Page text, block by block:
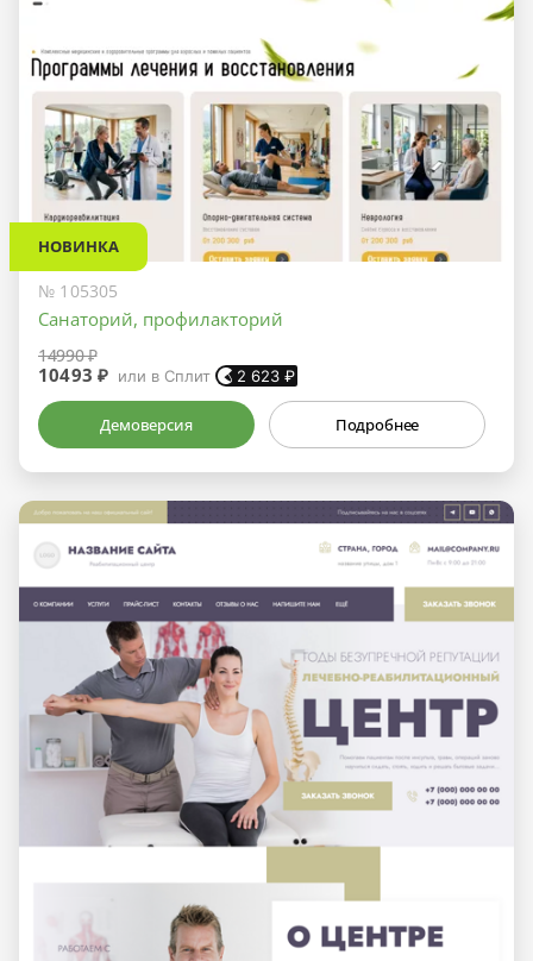
НОВИНКА
№ 105305
Санаторий, профилакторий
14990 ₽
10493 ₽ или в Сплит 2 623 ₽
Демоверсия Подробнее